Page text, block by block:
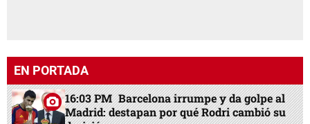
EN PORTADA
16:03 PM Barcelona irrumpe y da golpe al
Madrid: destapan por qué Rodri cambió su